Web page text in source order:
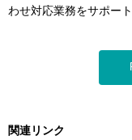
わせ対応業務をサポー
関連リンク